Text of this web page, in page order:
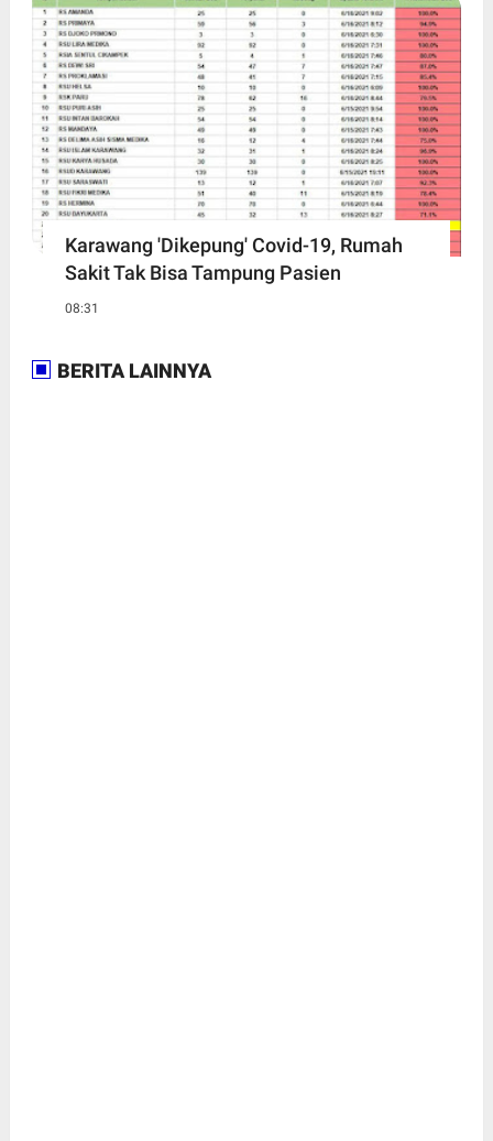
Karawang 'Dikepung' Covid-19, Rumah
Sakit Tak Bisa Tampung Pasien
08:31
BERITA LAINNYA